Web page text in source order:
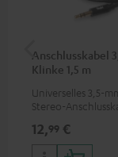
Anschlusskabel
Klinke 1,5 m
Universelles 3,5-
Stereo-
12,99 €